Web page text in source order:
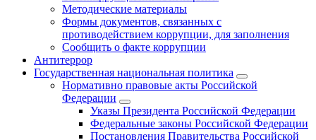
Методические материалы
Формы документов, связанных с
противодействием коррупции, для заполнения
Сообщить о факте коррупции
Антитеррор
Государственная национальная политика
Нормативно правовые акты Российской
Федерации
Указы Президента Российской Федерации
Федеральные законы Российской Федерации
Постановления Правительства Российской